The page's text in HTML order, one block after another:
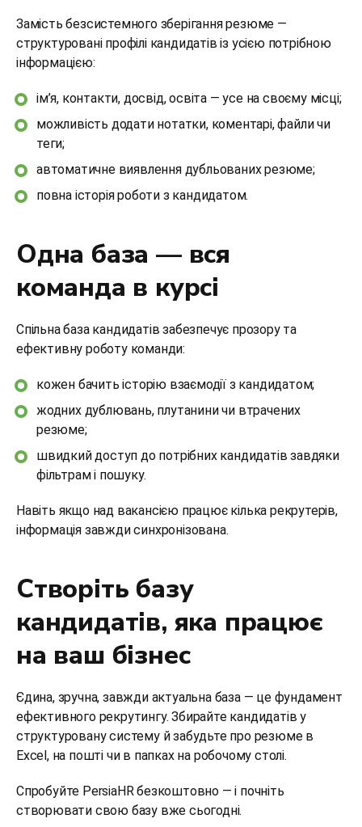
Замість безсистемного зберігання резюме —
структуровані профілі кандидатів із усією потрібною
інформацією:
ім’я, контакти, досвід, освіта — усе на своєму місці;
можливість додати нотатки, коментарі, файли чи
теги;
автоматичне виявлення дубльованих резюме;
повна історія роботи з кандидатом.
Одна база — вся
команда в курсі
Спільна база кандидатів забезпечує прозору та
ефективну роботу команди:
кожен бачить історію взаємодії з кандидатом;
жодних дублювань, плутанини чи втрачених
резюме;
швидкий доступ до потрібних кандидатів завдяки
фільтрам і пошуку.
Навіть якщо над вакансією працює кілька рекрутерів,
інформація завжди синхронізована.
Створіть базу
кандидатів, яка працює
на ваш бізнес
Єдина, зручна, завжди актуальна база — це фундамент
ефективного рекрутингу. Збирайте кандидатів у
структуровану систему й забудьте про резюме в
Excel, на пошті чи в папках на робочому столі.
Спробуйте PersiaHR безкоштовно — і почніть
створювати свою базу вже сьогодні.